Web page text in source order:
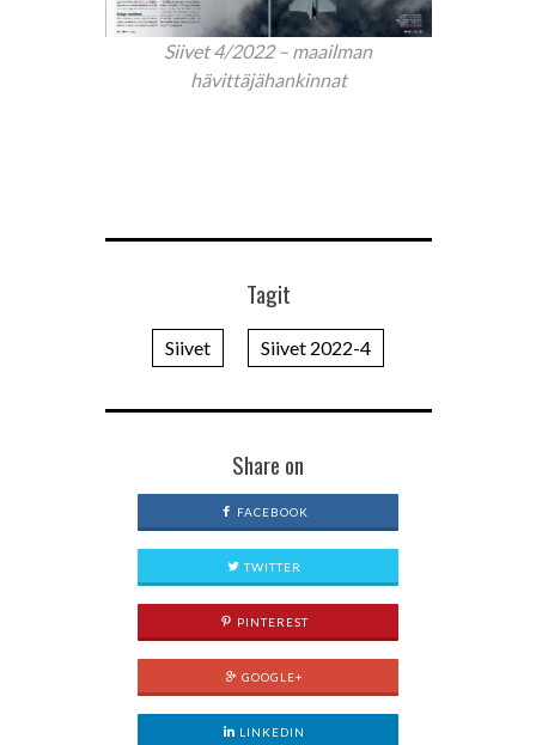
Siivet 4/2022 – maailman
hävittäjähankinnat
Tagit
Siivet Siivet 2022-4
Share on
FACEBOOK
TWITTER
PINTEREST
GOOGLE+
LINKEDIN